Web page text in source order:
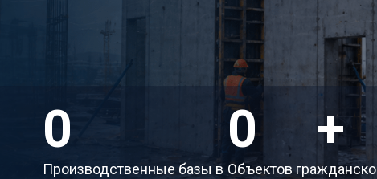
2
Производственные базы в
200 +
Объектов